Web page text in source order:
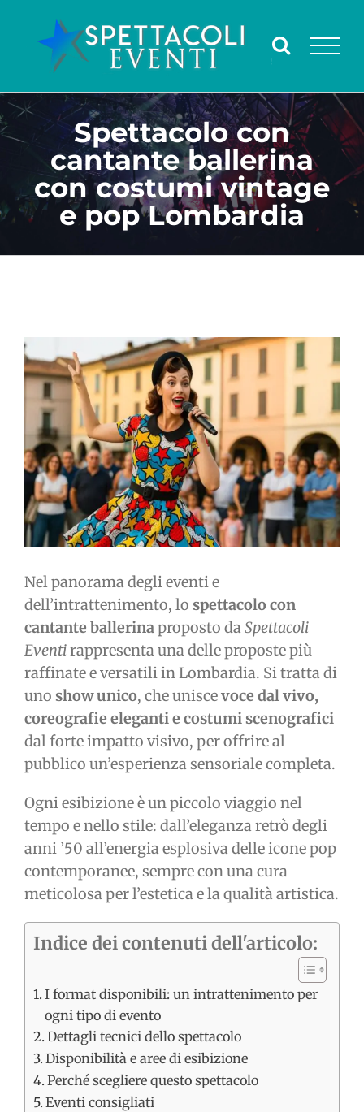
contenuto
Spettacolo con
cantante ballerina
con costumi vintage
e pop Lombardia
Ingrandisci
immagine
Nel panorama degli eventi e
dell’intrattenimento, lo spettacolo con
cantante ballerinaproposto daSpettacoli
Eventirappresenta una delle proposte più
raffinate e versatili in Lombardia. Si tratta di
uno show unico, che uniscevoce dal vivo,
coreografie eleganti e costumi scenografici
dal forte impatto visivo, per offrire al
pubblico un’esperienza sensoriale completa.
Ogni esibizione è un piccolo viaggio nel
tempo e nello stile: dall’eleganza retrò degli
anni ’50 all’energia esplosiva delle icone pop
contemporanee, sempre con una cura
meticolosa per l’estetica e la qualità artistica.
Indice dei contenuti dell'articolo:
I format disponibili: un intrattenimento per
ogni tipo di evento
Dettagli tecnici dello spettacolo
Disponibilità e aree di esibizione
Perché scegliere questo spettacolo
Eventi consigliati